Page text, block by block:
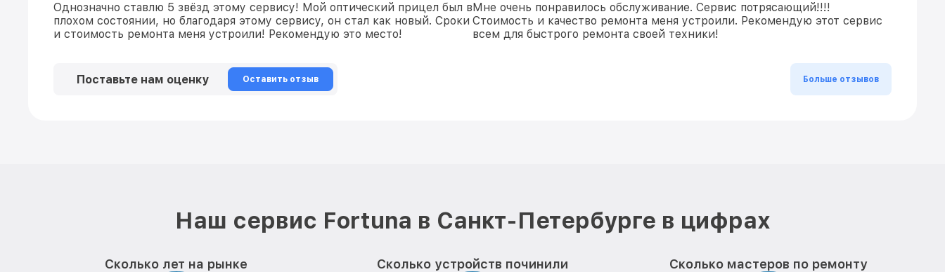
Однозначно ставлю 5 звёзд этому сервису! Мой оптический прицел был в
плохом состоянии, но благодаря этому сервису, он стал как новый. Сроки
и стоимость ремонта меня устроили! Рекомендую это место!
Мне очень понравилось обслуживание. Сервис потрясающий!!!!
Стоимость и качество ремонта меня устроили. Рекомендую этот сервис
всем для быстрого ремонта своей техники!
Поставьте нам оценку Оставить отзыв Больше отзывов
Наш сервис Fortuna в Санкт-Петербурге в цифрах
Сколько лет на рынке Сколько устройств починили Сколько мастеров по ремонту